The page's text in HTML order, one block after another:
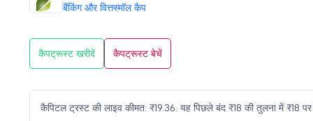
बैंकिंग और वित्तस्मॉल कैप
कैपट्रूस्ट खरीदें कैपट्रूस्ट बेचें
कैपिटल ट्रस्ट की लाइव कीमत: ₹19.36. यह पिछले बंद ₹18 की तुलना में